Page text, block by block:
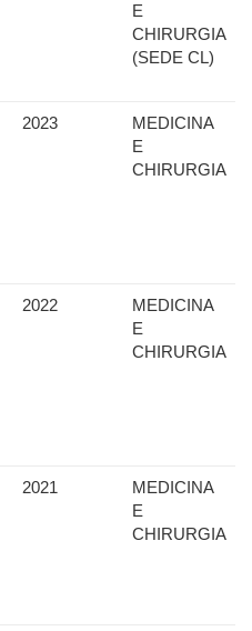
E
CHIRURGIA
(SEDE CL)
2023
MEDICINA
E
CHIRURGIA
2022
MEDICINA
E
CHIRURGIA
2021
MEDICINA
E
CHIRURGIA